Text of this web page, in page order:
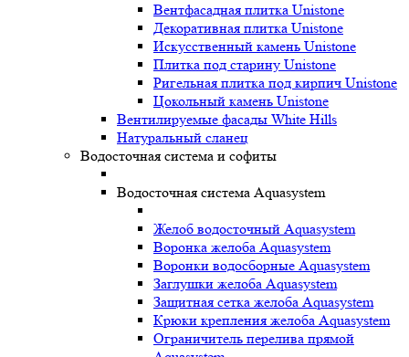
Вентфасадная плитка Unistone
Декоративная плитка Unistone
Искусственный камень Unistone
Плитка под старину Unistone
Ригельная плитка под кирпич Unistone
Цокольный камень Unistone
Вентилируемые фасады White Hills
Натуральный сланец
Водосточная система и софиты
Водосточная система Aquasystem
Желоб водосточный Aquasystem
Воронка желоба Aquasystem
Воронки водосборные Aquasystem
Заглушки желоба Aquasystem
Защитная сетка желоба Aquasystem
Крюки крепления желоба Aquasystem
Ограничитель перелива прямой